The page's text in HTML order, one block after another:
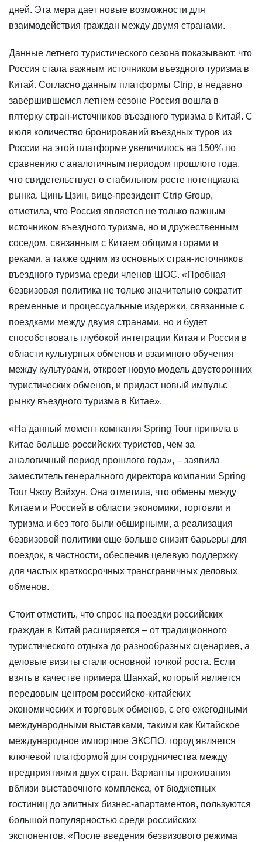
дней. Эта мера дает новые возможности для
взаимодействия граждан между двумя странами.
Данные летнего туристического сезона показывают, что
Россия стала важным источником въездного туризма в
Китай. Согласно данным платформы Ctrip, в недавно
завершившемся летнем сезоне Россия вошла в
пятерку стран-источников въездного туризма в Китай. С
июля количество бронирований въездных туров из
России на этой платформе увеличилось на 150% по
сравнению с аналогичным периодом прошлого года,
что свидетельствует о стабильном росте потенциала
рынка. Цинь Цзин, вице-президент Ctrip Group,
отметила, что Россия является не только важным
источником въездного туризма, но и дружественным
соседом, связанным с Китаем общими горами и
реками, а также одним из основных стран-источников
въездного туризма среди членов ШОС. «Пробная
безвизовая политика не только значительно сократит
временные и процессуальные издержки, связанные с
поездками между двумя странами, но и будет
способствовать глубокой интеграции Китая и России в
области культурных обменов и взаимного обучения
между культурами, откроет новую модель двусторонних
туристических обменов, и придаст новый импульс
рынку въездного туризма в Китае».
«На данный момент компания Spring Tour приняла в
Китае больше российских туристов, чем за
аналогичный период прошлого года», – заявила
заместитель генерального директора компании Spring
Tour Чжоу Вэйхун. Она отметила, что обмены между
Китаем и Россией в области экономики, торговли и
туризма и без того были обширными, а реализация
безвизовой политики еще больше снизит барьеры для
поездок, в частности, обеспечив целевую поддержку
для частых краткосрочных трансграничных деловых
обменов.
Стоит отметить, что спрос на поездки российских
граждан в Китай расширяется – от традиционного
туристического отдыха до разнообразных сценариев, а
деловые визиты стали основной точкой роста. Если
взять в качестве примера Шанхай, который является
передовым центром российско-китайских
экономических и торговых обменов, с его ежегодными
международными выставками, такими как Китайское
международное импортное ЭКСПО, город является
ключевой платформой для сотрудничества между
предприятиями двух стран. Варианты проживания
вблизи выставочного комплекса, от бюджетных
гостиниц до элитных бизнес-апартаментов, пользуются
большой популярностью среди российских
экспонентов. «После введения безвизового режима